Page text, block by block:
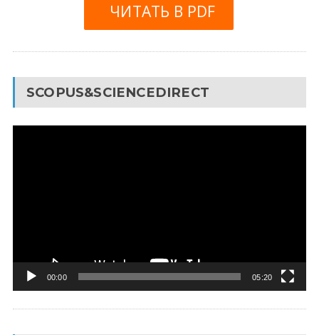
ЧИТАТЬ В PDF
SCOPUS&SCIENCEDIRECT
00:00 05:20